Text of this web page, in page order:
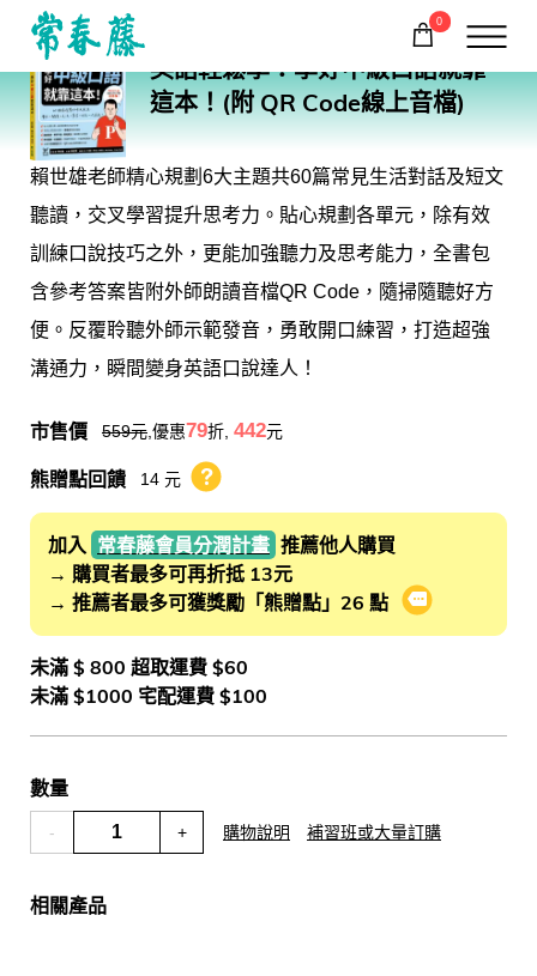
回常春藤首頁
0
購物車
英語輕鬆學：學好中級口語就靠
這本！(附 QR Code線上音檔)
賴世雄老師精心規劃6大主題共60篇常見生活對話及短文
聽讀，交叉學習提升思考力。貼心規劃各單元，除有效
訓練口說技巧之外，更能加強聽力及思考能力，全書包
含參考答案皆附外師朗讀音檔QR Code，隨掃隨聽好方
便。反覆聆聽外師示範發音，勇敢開口練習，打造超強
溝通力，瞬間變身英語口說達人！
市售價 559元 ,優惠79折, 442元
熊贈點回饋 14 元 熊贈點回饋辦法
加入 常春藤會員分潤計畫 推薦他人購買
→ 購買者最多可再折抵 13元
→ 推薦者最多可獲獎勵「熊贈點」26 點
會員推薦分潤
未滿 $ 800 超取運費 $60
未滿 $1000 宅配運費 $100
數量
- + 購物說明 補習班或大量訂購
相關產品